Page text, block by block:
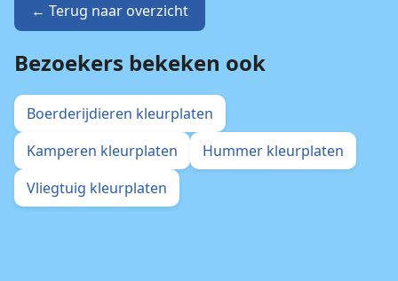
← Terug naar overzicht
Bezoekers bekeken ook
Boerderijdieren kleurplaten
Kamperen kleurplaten
Hummer kleurplaten
Vliegtuig kleurplaten